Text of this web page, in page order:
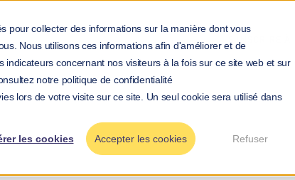
pour collecter des informations sur la manière dont vous
Nous utilisons ces informations afin d'améliorer et de
concernant nos visiteurs à la fois sur ce site web et sur
notre politique de confidentialité
lors de votre visite sur ce site. Un seul cookie sera utilisé dans
les cookies Accepter les cookies Refuser